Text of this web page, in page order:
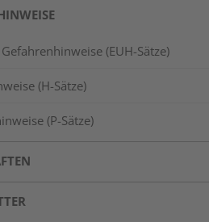
(EUH-Sätze)
(H-Sätze)
(P-Sätze)